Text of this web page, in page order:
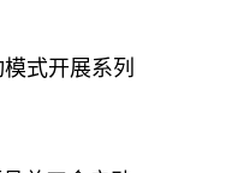
式开展系列